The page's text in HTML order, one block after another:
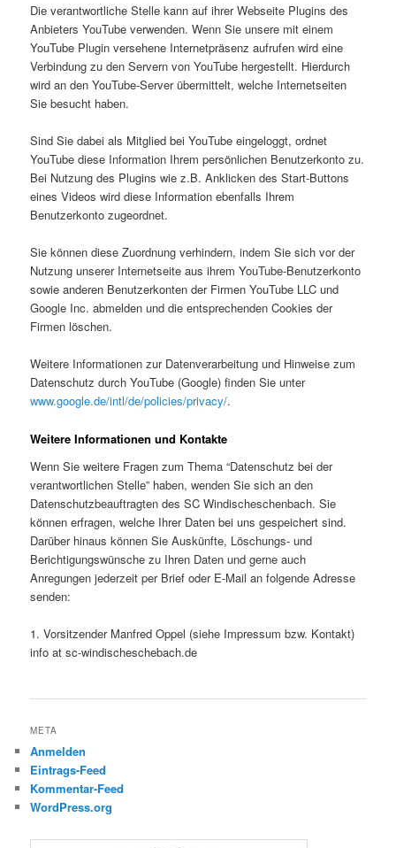
Die verantwortliche Stelle kann auf ihrer Webseite Plugins des
Anbieters YouTube verwenden. Wenn Sie unsere mit einem
YouTube Plugin versehene Internetpräsenz aufrufen wird eine
Verbindung zu den Servern von YouTube hergestellt. Hierdurch
wird an den YouTube-Server übermittelt, welche Internetseiten
Sie besucht haben.
Sind Sie dabei als Mitglied bei YouTube eingeloggt, ordnet
YouTube diese Information Ihrem persönlichen Benutzerkonto zu.
Bei Nutzung des Plugins wie z.B. Anklicken des Start-Buttons
eines Videos wird diese Information ebenfalls Ihrem
Benutzerkonto zugeordnet.
Sie können diese Zuordnung verhindern, indem Sie sich vor der
Nutzung unserer Internetseite aus ihrem YouTube-Benutzerkonto
sowie anderen Benutzerkonten der Firmen YouTube LLC und
Google Inc. abmelden und die entsprechenden Cookies der
Firmen löschen.
Weitere Informationen zur Datenverarbeitung und Hinweise zum
Datenschutz durch YouTube (Google) finden Sie unter
www.google.de/intl/de/policies/privacy/.
Weitere Informationen und Kontakte
Wenn Sie weitere Fragen zum Thema “Datenschutz bei der
verantwortlichen Stelle” haben, wenden Sie sich an den
Datenschutzbeauftragten des SC Windischeschenbach. Sie
können erfragen, welche Ihrer Daten bei uns gespeichert sind.
Darüber hinaus können Sie Auskünfte, Löschungs- und
Berichtigungswünsche zu Ihren Daten und gerne auch
Anregungen jederzeit per Brief oder E-Mail an folgende Adresse
senden:
1. Vorsitzender Manfred Oppel (siehe Impressum bzw. Kontakt)
info at sc-windischeschebach.de
META
Anmelden
Eintrags-Feed
Kommentar-Feed
WordPress.org